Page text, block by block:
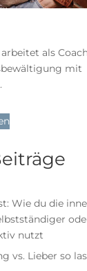
als
mit
Wie du die
nutzt
vs. Lieber so